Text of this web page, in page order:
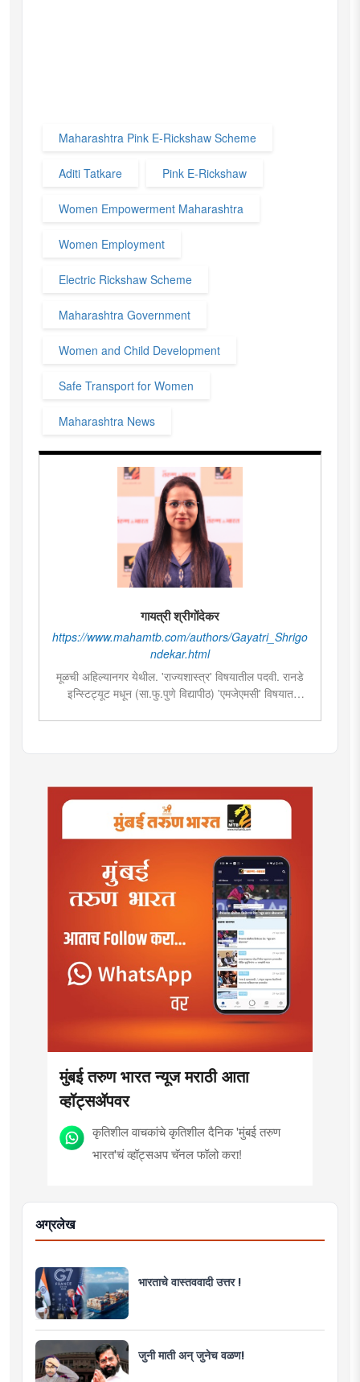
Maharashtra Pink E-Rickshaw Scheme
Aditi Tatkare Pink E-Rickshaw
Women Empowerment Maharashtra
Women Employment
Electric Rickshaw Scheme
Maharashtra Government
Women and Child Development
Safe Transport for Women
Maharashtra News
गायत्री श्रीगोंदेकर
https://www.mahamtb.com/authors/Gayatri_Shrigo
ndekar.html
मूळची अहिल्यानगर येथील. 'राज्यशास्त्र' विषयातील पदवी. रानडे
इन्स्टिट्यूट मधून (सा.फु.पुणे विद्यापीठ) 'एमजेएमसी' विषयात
प्रतिनिधी' या पदावर रुजू. सद्यस्थितीत 'इन्फ्रास्ट्रक्चर आणि
मुंबई तरुण भारत न्यूज मराठी आता
व्हॉट्सॲपवर
कृतिशील वाचकांचे कृतिशील दैनिक 'मुंबई तरुण
भारत'चं व्हॉट्सअप चॅनल फॉलो करा!
अग्रलेख
भारताचे वास्तववादी उत्तर !
जुनी माती अन् जुनेच वळण!